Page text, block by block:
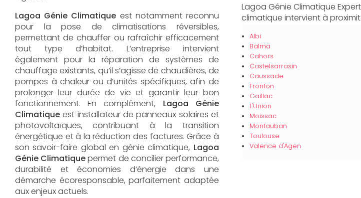
Lagoa Génie Climatique est notamment reconnu
pour la pose de climatisations réversibles,
permettant de chauffer ou rafraîchir efficacement
tout type d’habitat. L’entreprise intervient
également pour la réparation de systèmes de
chauffage existants, qu’il s’agisse de chaudières, de
pompes à chaleur ou d’unités spécifiques, afin de
prolonger leur durée de vie et garantir leur bon
fonctionnement. En complément, Lagoa Génie
Climatique est installateur de panneaux solaires et
photovoltaïques, contribuant à la transition
énergétique et à la réduction des factures. Grâce à
son savoir-faire global en génie climatique, Lagoa
Génie Climatiquepermet de concilier performance,
durabilité et économies d’énergie dans une
démarche écoresponsable, parfaitement adaptée
aux enjeux actuels.
Lagoa Génie Climatique
climatique intervient à
Albi
Balma
Cahors
Castelsarrasin
Caussade
Fronton
Gaillac
L'Union
Moissac
Montauban
Toulouse
Valence d'Agen